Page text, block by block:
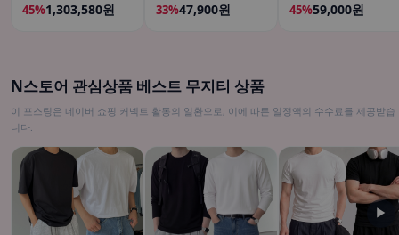
45%1,303,580원 33%47,900원 45%59,000원
N스토어 관심상품 베스트 무지티 상품
이 포스팅은 네이버 쇼핑 커넥트 활동의 일환으로, 이에 따른 일정액의 수수료를 제공받습
니다.
▶